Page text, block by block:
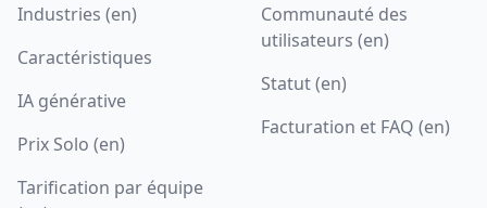
Industries (en)
Caractéristiques
IA générative
Prix Solo (en)
Tarification par équipe
Communauté des
utilisateurs (en)
Statut (en)
Facturation et FAQ (en)